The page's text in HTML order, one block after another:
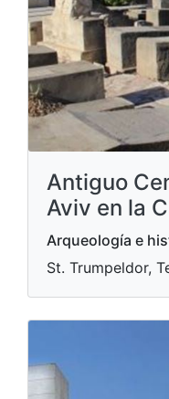
Antiguo
Aviv en la
Arqueología e
St. Trumpeldor,